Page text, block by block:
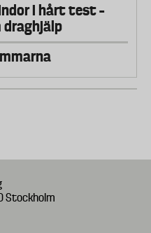
i hårt test –
draghjälp
Stockholm